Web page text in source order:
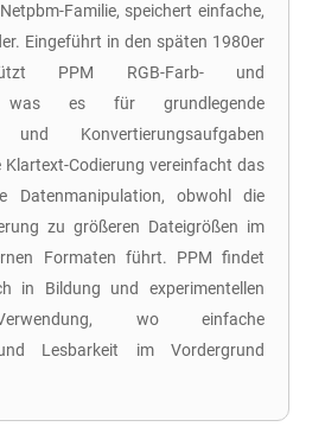
Familie, speichert einfache,
Eingeführt in den späten 1980er
PPM RGB-Farb- und
was es für grundlegende
und Konvertierungsaufgaben
Klartext-Codierung vereinfacht das
Datenmanipulation, obwohl die
zu größeren Dateigrößen im
Formaten führt. PPM findet
in Bildung und experimentellen
wo einfache
Lesbarkeit im Vordergrund